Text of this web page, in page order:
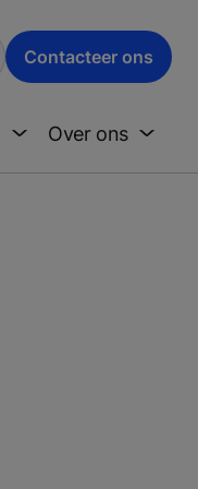
Contacteer ons
Over ons